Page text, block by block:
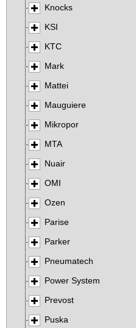
Knocks
KSI
KTC
Mark
Mattei
Mauguiere
Mikropor
MTA
Nuair
OMI
Ozen
Parise
Parker
Pneumatech
Power System
Prevost
Puska